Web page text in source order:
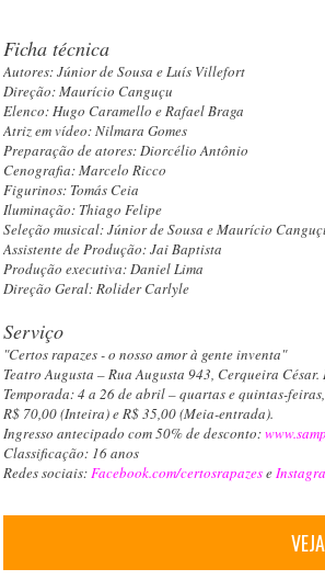
Ficha técnica
Autores: Júnior de Sousa e Luís Villefort
Direção: Maurício Canguçu
Elenco: Hugo Caramello e Rafael Braga
Atriz em vídeo: Nilmara Gomes
Preparação de atores: Diorcélio Antônio
Cenografia: Marcelo Ricco
Figurinos: Tomás Ceia
Iluminação: Thiago Felipe
Seleção musical: Júnior de Sousa e Maurício
Assistente de Produção: Jai Baptista
Produção executiva: Daniel Lima
Direção Geral: Rolider Carlyle
Serviço
"Certos rapazes - o nosso amor à gente inventa"
Teatro Augusta – Rua Augusta 943, Cerqueira
Temporada: 4 a 26 de abril – quartas e quintas-
R$ 70,00 (Inteira) e R$ 35,00 (Meia-entrada).
Ingresso antecipado com 50% de desconto:
Classificação: 16 anos
Redes sociais:Facebook.com/certosrapazese